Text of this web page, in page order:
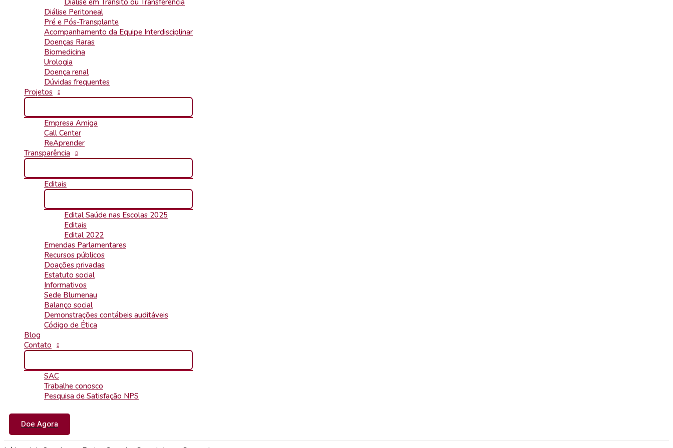
Diálise em Trânsito ou Transferência
Diálise Peritoneal
Pré e Pós-Transplante
Acompanhamento da Equipe Interdisciplinar
Doenças Raras
Biomedicina
Urologia
Doença renal
Dúvidas frequentes
Projetos
Empresa Amiga
Call Center
ReAprender
Transparência
Editais
Edital Saúde nas Escolas 2025
Editais
Edital 2022
Emendas Parlamentares
Recursos públicos
Doações privadas
Estatuto social
Informativos
Sede Blumenau
Balanço social
Demonstrações contábeis auditáveis
Código de Ética
Blog
Contato
SAC
Trabalhe conosco
Pesquisa de Satisfação NPS
Doe Agora